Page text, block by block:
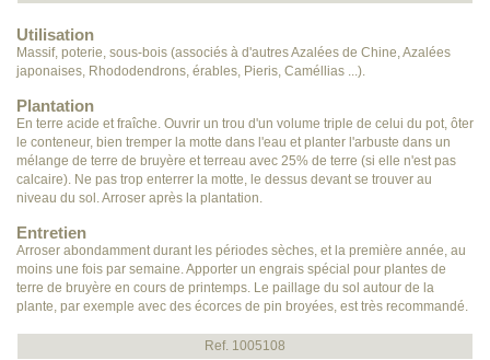
Utilisation
Massif, poterie, sous-bois (associés à d'autres Azalées de Chine, Azalées
japonaises, Rhododendrons, érables, Pieris, Caméllias ...).
Plantation
En terre acide et fraîche. Ouvrir un trou d'un volume triple de celui du pot, ôter
le conteneur, bien tremper la motte dans l'eau et planter l'arbuste dans un
mélange de terre de bruyère et terreau avec 25% de terre (si elle n'est pas
calcaire). Ne pas trop enterrer la motte, le dessus devant se trouver au
niveau du sol. Arroser après la plantation.
Entretien
Arroser abondamment durant les périodes sèches, et la première année, au
moins une fois par semaine. Apporter un engrais spécial pour plantes de
terre de bruyère en cours de printemps. Le paillage du sol autour de la
plante, par exemple avec des écorces de pin broyées, est très recommandé.
Ref. 1005108